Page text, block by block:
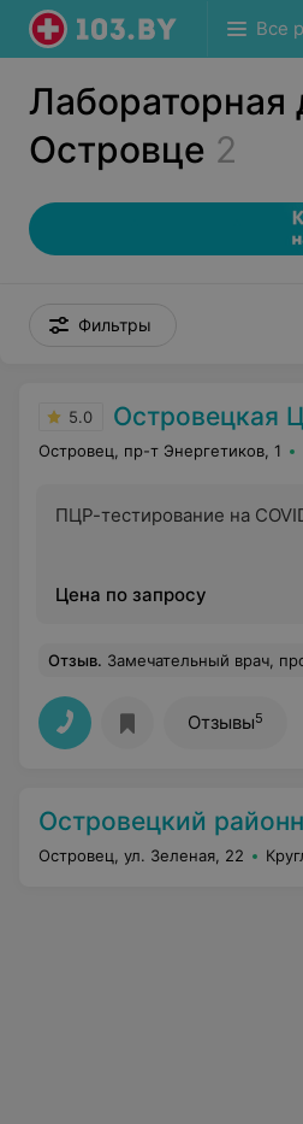
Все
Лабораторная
Островце 2
Фильтры
5.0 Островецкая
Островец, пр-т Энергетиков, 1
ПЦР-тестирование на
Цена по запросу
Отзыв. Замечательный врач, профессионал
Отзывы5
Островецкий районный
Островец, ул. Зеленая, 22